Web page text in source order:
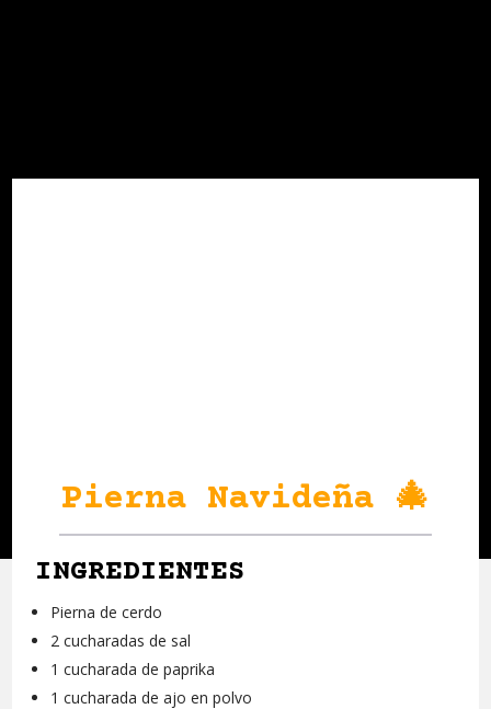
Pierna Navideña 🎄
INGREDIENTES
Pierna de cerdo
2 cucharadas de sal
1 cucharada de paprika
1 cucharada de ajo en polvo